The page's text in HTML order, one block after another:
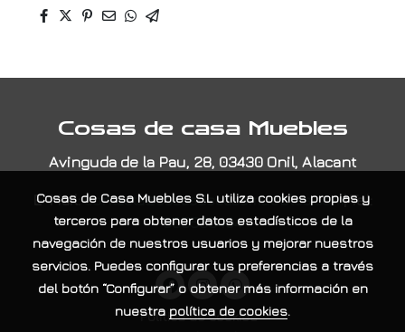
Cosas de casa Muebles
Avinguda de la Pau, 28, 03430 Onil, Alacant
E-Mail:contacta@cosasdecasamuebles.com|Tel:
965565404
Política de cookies
Cosas de Casa Muebles S.Lutiliza cookies propias y
terceros para obtener datos estadísticos de la
navegación de nuestros usuarios y mejorar nuestros
servicios. Puedes configurar tus preferencias a través
del botón “Configurar” o obtener más información en
nuestra política de cookies.